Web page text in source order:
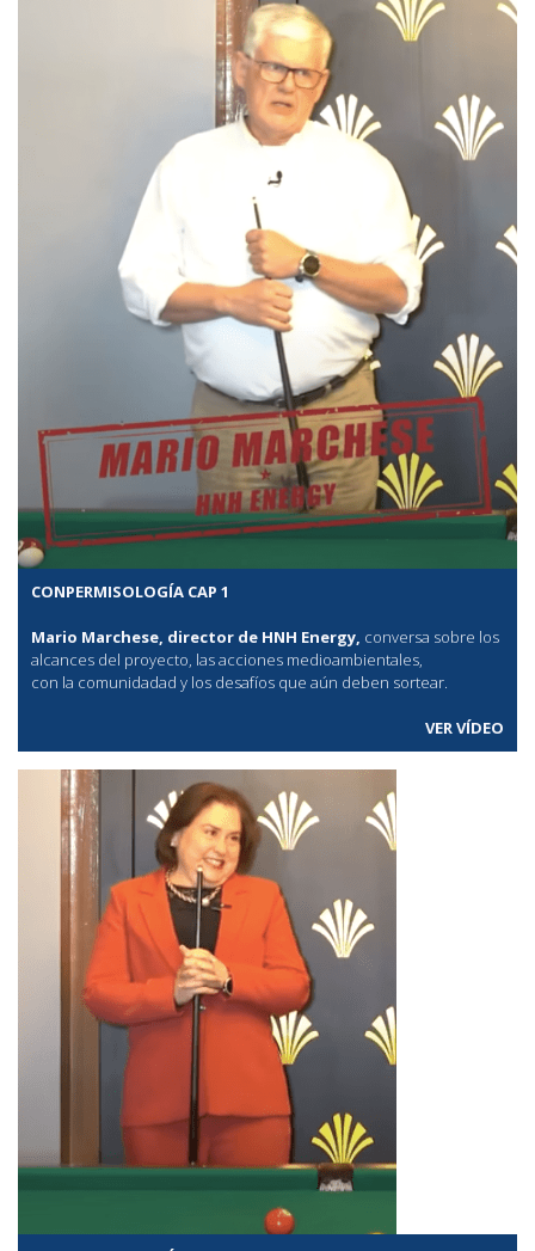
CONPERMISOLOGÍA CAP 1
Mario Marchese, director de HNH Energy, conversa sobre los
alcances del proyecto, las acciones medioambientales,
con la comunidadad y los desafíos que aún deben sortear.
VER VÍDEO